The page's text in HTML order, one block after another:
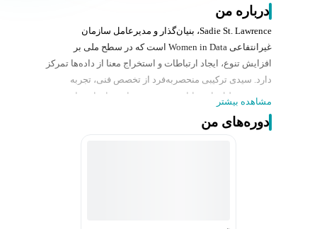
درباره من
Sadie St. Lawrence، بنیان‌گذار و مدیرعامل سازمان
غیرانتفاعی Women in Data است که در سطح ملی بر
افزایش تنوع، ایجاد ارتباطات و استخراج معنا از داده‌ها تمرکز
دارد. سیدی ترکیبی منحصربه‌فرد از تخصص فنی، تجربه
مدیریت تحلیل‌ها و توانایی رهبری تغییرات سازمانی با
استفاده از همدلی و حل مسئله را به ارمغان می‌آورد. او بیش
از 70,000 نفر را در زمینه علوم داده آموزش داده و از هوش
مشاهده بیشتر
دوره‌های من